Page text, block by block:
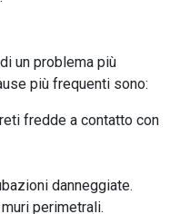
di un problema più
più frequenti sono:
fredde a contatto con
danneggiate.
perimetrali.